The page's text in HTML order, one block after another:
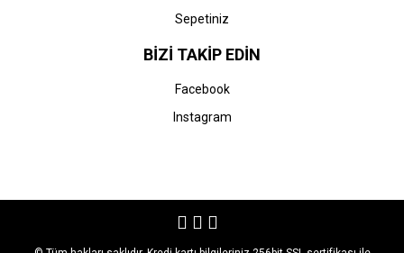
Sepetiniz
BİZİ TAKİP EDİN
Facebook
Instagram